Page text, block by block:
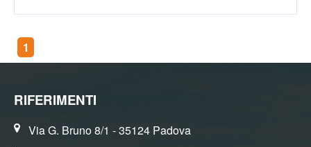
1
RIFERIMENTI
Via G. Bruno 8/1 - 35124 Padova